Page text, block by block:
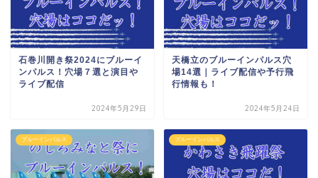
石巻川開き祭2024にブルーイ
ンパルス！穴場７選と演目や
ライブ配信
2024年5月29日
天橋立のブルーインパルス穴
場14選｜ライブ配信や予行飛
行情報も！
2024年5月24日
ブルーインパルス ブルーインパルス